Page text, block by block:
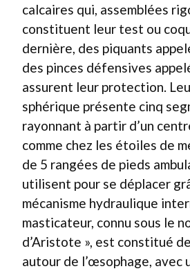
calcaires qui, assemblées
constituent leur test ou
dernière, des piquants
des pinces défensives
assurent leur protection.
sphérique présente cinq
rayonnant à partir d’un
comme chez les étoiles de
de 5 rangées de pieds
utilisent pour se déplacer
mécanisme hydraulique
masticateur, connu sous le
d’Aristote », est constitué
autour de l’œsophage, avec